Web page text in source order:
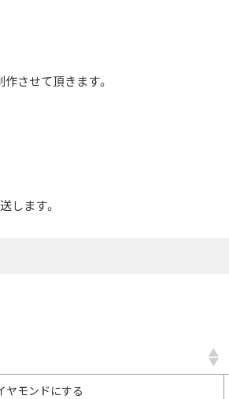
させて頂きます。
します。
モンドにする